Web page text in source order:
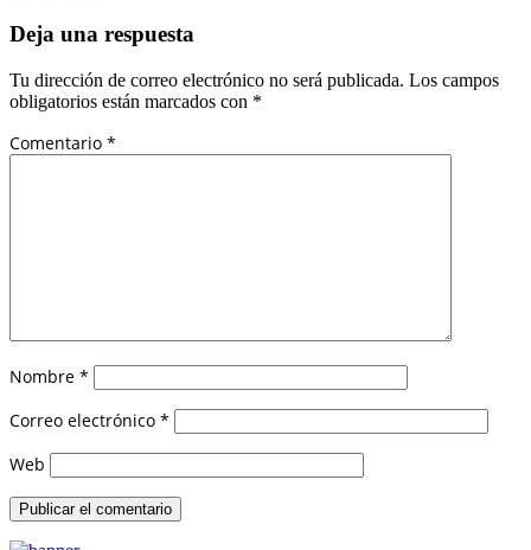
Deja una respuesta
Tu dirección de correo electrónico no será publicada. Los campos
obligatorios están marcados con *
Comentario *
Nombre *
Correo electrónico *
Web